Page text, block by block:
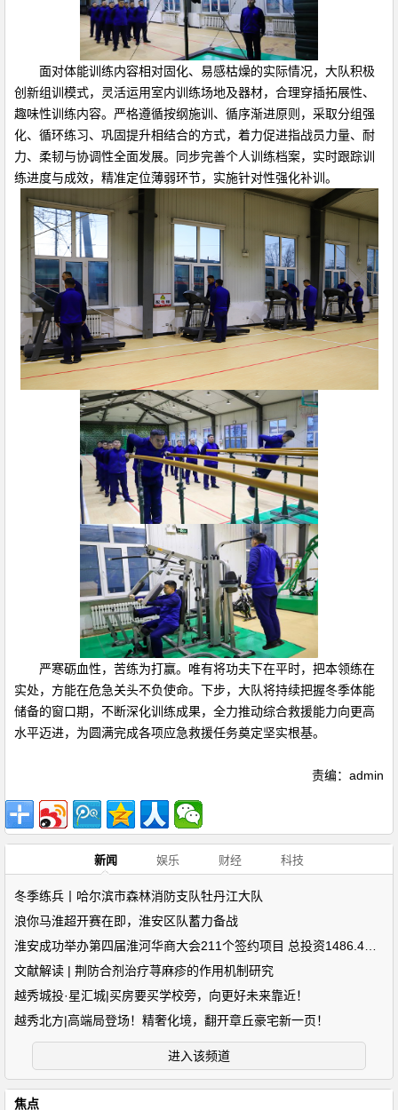
面对体能训练内容相对固化、易感枯燥的实际情况，大队积极
创新组训模式，灵活运用室内训练场地及器材，合理穿插拓展性、
趣味性训练内容。严格遵循按纲施训、循序渐进原则，采取分组强
化、循环练习、巩固提升相结合的方式，着力促进指战员力量、耐
力、柔韧与协调性全面发展。同步完善个人训练档案，实时跟踪训
练进度与成效，精准定位薄弱环节，实施针对性强化补训。
严寒砺血性，苦练为打赢。唯有将功夫下在平时，把本领练在
实处，方能在危急关头不负使命。下步，大队将持续把握冬季体能
储备的窗口期，不断深化训练成果，全力推动综合救援能力向更高
水平迈进，为圆满完成各项应急救援任务奠定坚实根基。
责编：admin
新闻 娱乐 财经 科技
冬季练兵丨哈尔滨市森林消防支队牡丹江大队
浪你马淮超开赛在即，淮安区队蓄力备战
文献解读 | 荆防合剂治疗荨麻疹的作用机制研究
越秀城投·星汇城|买房要买学校旁，向更好未来靠近！
越秀北方|高端局登场！精奢化境，翻开章丘豪宅新一页！
进入该频道
焦点